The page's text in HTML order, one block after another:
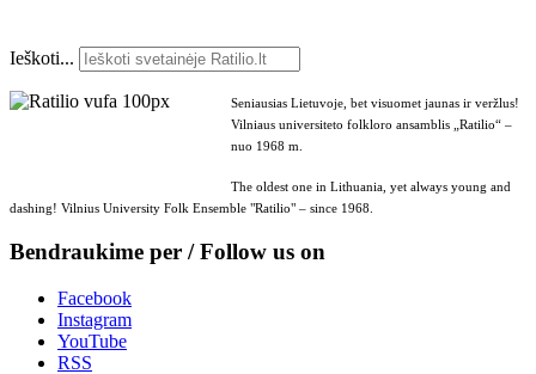
Ieškoti...
Seniausias Lietuvoje, bet visuomet jaunas ir veržlus!
Vilniaus universiteto folkloro ansamblis „Ratilio“ –
nuo 1968 m.
The oldest one in Lithuania, yet always young and
dashing! Vilnius University Folk Ensemble "Ratilio" – since 1968.
Bendraukime per / Follow us on
Facebook
Instagram
YouTube
RSS